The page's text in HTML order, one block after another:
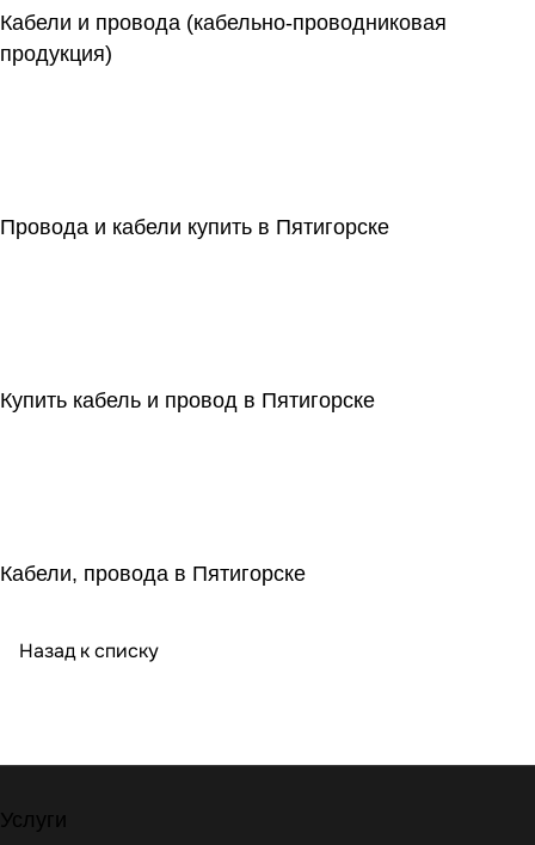
Кабели и провода (кабельно-проводниковая
продукция)
Провода и кабели купить в Пятигорске
Купить кабель и провод в Пятигорске
Кабели, провода в Пятигорске
Назад к списку
Услуги